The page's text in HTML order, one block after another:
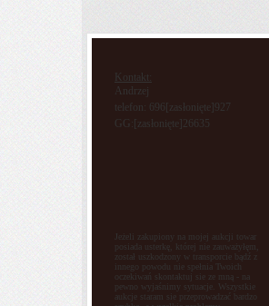
Jeżeli zakupiony na mojej aukcji towar
posiada usterkę, której nie zauważyłęm,
został uszkodzony w transporcie bądź z
innego powodu nie spełnia Twoich
oczekiwań skontaktuj sie ze mną - na
pewno wyjaśnimy sytuacje. Wszystkie
aukcje staram sie przeprowadzać bardzo
Kontakt:
Andrzej
telefon: 696
[zasłonięte] 927
GG: [zasłonięte] 26635